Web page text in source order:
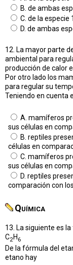
B. de ambas
C. de la especie
D. de ambas
12. La mayor parte
ambiental para
producción de calor
Por otro lado los
para regular su
Teniendo en cuenta
A. mamíferos
sus células en
B. reptiles
células en
C. mamíferos
sus células en
D. reptiles
comparación con
Química
13. La siguiente es
C2H6
De la fórmula del
etano hay